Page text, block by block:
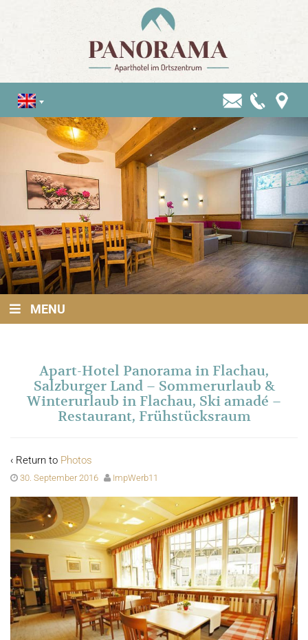
MENU
Apart-Hotel Panorama in Flachau,
Salzburger Land – Sommerurlaub &
Winterurlaub in Flachau, Ski amadé –
Restaurant, Frühstücksraum
‹ Return to Photos
30. September 2016 ImpWerb11